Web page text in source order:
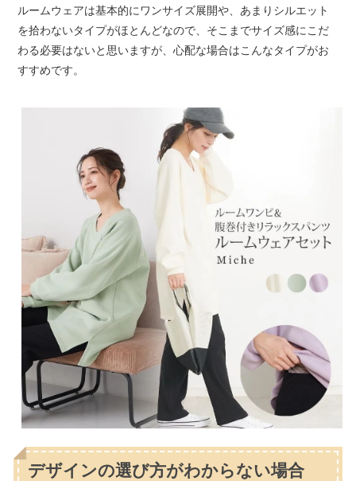
ルームウェアは基本的にワンサイズ展開や、あまりシルエット
を拾わないタイプがほとんどなので、そこまでサイズ感にこだ
わる必要はないと思いますが、心配な場合はこんなタイプがお
すすめです。
デザインの選び方がわからない場合